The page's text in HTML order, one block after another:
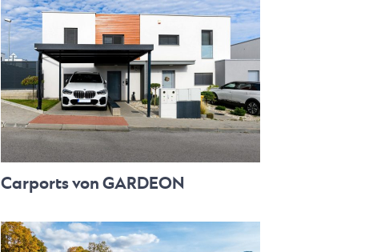
Carports von GARDEON